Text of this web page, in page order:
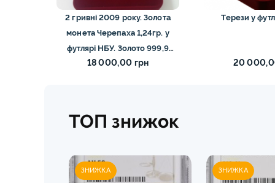
2 гривні 2009 року. Золота
монета Черепаха 1,24гр. у
футлярі НБУ. Золото 999,9
проби.
18 000,00 грн
Терези у
20
ТОП знижок
ЗНИЖКА ЗНИЖКА